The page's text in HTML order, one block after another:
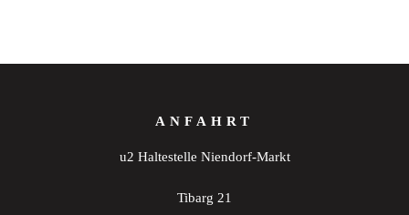
ANFAHRT
u2 Haltestelle Niendorf-Markt
Tibarg 21